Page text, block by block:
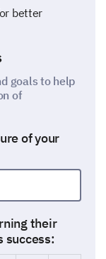
better
goals to help
of
of your
their
success: